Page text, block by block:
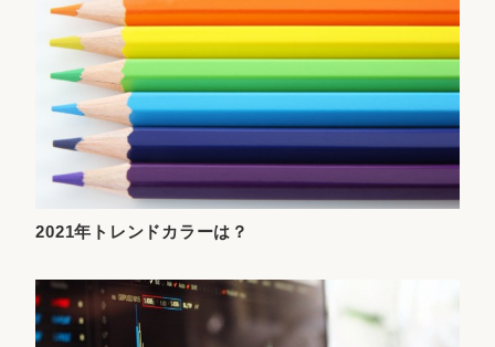
2021年トレンドカラーは？